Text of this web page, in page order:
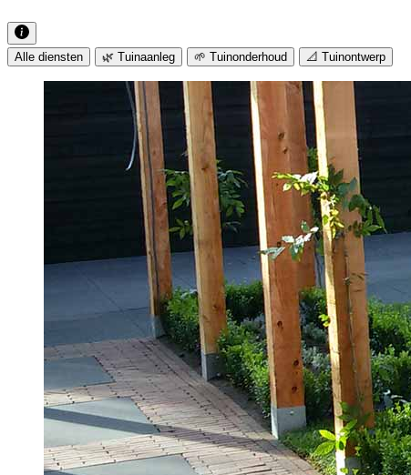
Alle diensten 🌿 Tuinaanleg 🌱 Tuinonderhoud 📐 Tuinontwerp